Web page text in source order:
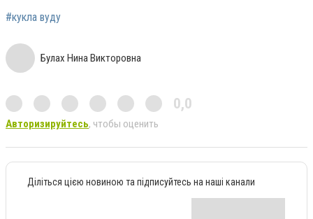
#кукла вуду
Булах Нина Викторовна
0,0
Авторизируйтесь, чтобы оценить
Діліться цією новиною та підписуйтесь на наші канали